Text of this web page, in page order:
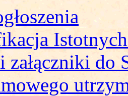
załączniki do